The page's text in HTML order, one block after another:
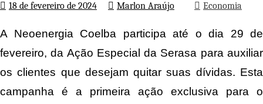
18 de fevereiro de 2024 Marlon Araújo Economia
A Neoenergia Coelba participa até o dia 29 de
fevereiro, da Ação Especial da Serasa para auxiliar
os clientes que desejam quitar suas dívidas. Esta
campanha é a primeira ação exclusiva para o